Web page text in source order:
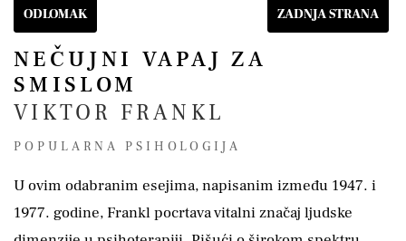
ODLOMAK ZADNJA STRANA
NEČUJNI VAPAJ ZA
SMISLOM
VIKTOR FRANKL
POPULARNA PSIHOLOGIJA
U ovim odabranim esejima, napisanim između 1947. i
1977. godine, Frankl pocrtava vitalni značaj ljudske